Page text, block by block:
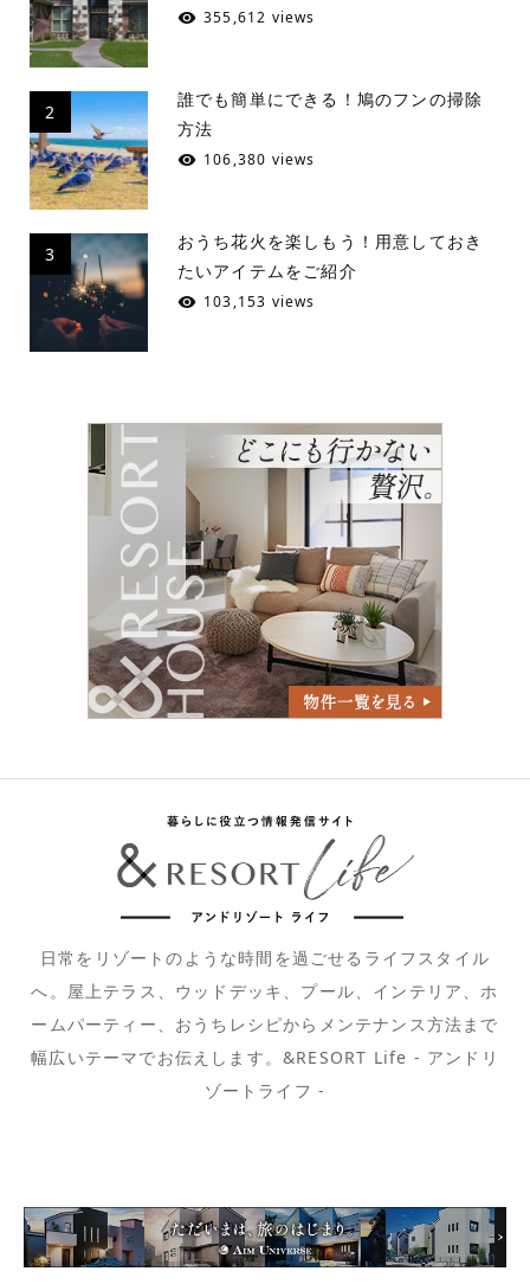
355,612 views
2
誰でも簡単にできる！鳩のフンの掃除
方法
106,380 views
3
おうち花火を楽しもう！用意しておき
たいアイテムをご紹介
103,153 views
日常をリゾートのような時間を過ごせるライフスタイル
へ。屋上テラス、ウッドデッキ、プール、インテリア、ホ
ームパーティー、おうちレシピからメンテナンス方法まで
幅広いテーマでお伝えします。&RESORT Life - アンドリ
ゾートライフ -